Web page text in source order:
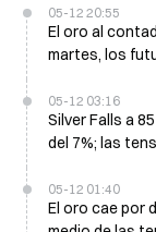
05-12 20:55
El oro al
martes, los
05-12 03:16
Silver Falls a
del 7%; las
05-12 01:40
El oro cae por